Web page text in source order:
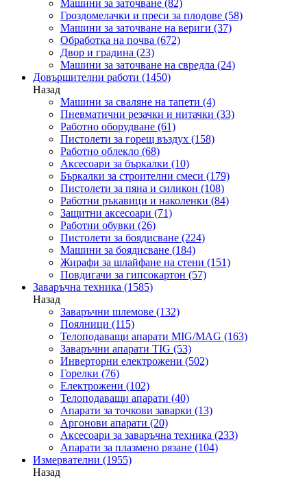
Машини за заточване (82)
Гроздомелачки и преси за плодове (58)
Машини за заточване на вериги (37)
Обработка на почва (672)
Двор и градина (23)
Машини за заточване на свредла (24)
Довършителни работи (1450)
Назад
Машини за сваляне на тапети (4)
Пневматични резачки и нитачки (33)
Работно оборудване (61)
Пистолети за горещ въздух (158)
Работно облекло (68)
Аксесоари за бъркалки (10)
Бъркалки за строителни смеси (179)
Пистолети за пяна и силикон (108)
Работни ръкавици и наколенки (84)
Защитни аксесоари (71)
Работни обувки (26)
Пистолети за боядисване (224)
Машини за боядисване (184)
Жирафи за шлайфане на стени (151)
Повдигачи за гипсокартон (57)
Заваръчна техника (1585)
Назад
Заваръчни шлемове (132)
Поялници (115)
Телоподаващи апарати MIG/MAG (163)
Заваръчни апарати TIG (53)
Инверторни електрожени (502)
Горелки (76)
Електрожени (102)
Телоподаващи апарати (40)
Апарати за точкови заварки (13)
Аргонови апарати (20)
Аксесоари за заваръчна техника (233)
Апарати за плазмено рязане (104)
Измервателни (1955)
Назад